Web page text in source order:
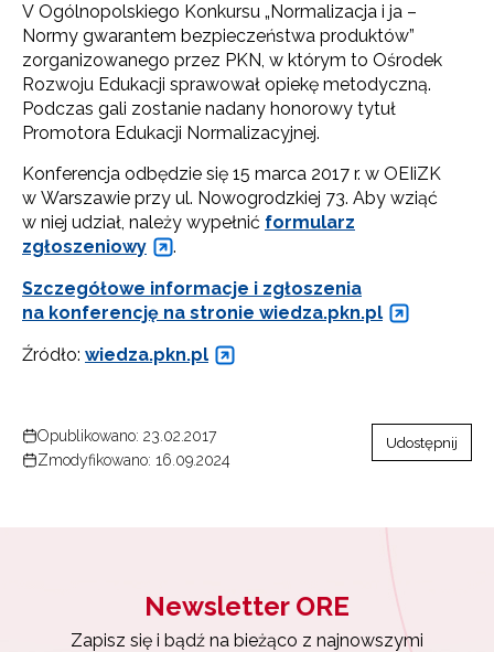
V Ogólnopolskiego Konkursu „Normalizacja i ja –
Normy gwarantem bezpieczeństwa produktów”
zorganizowanego przez PKN, w którym to Ośrodek
Rozwoju Edukacji sprawował opiekę metodyczną.
Podczas gali zostanie nadany honorowy tytuł
Promotora Edukacji Normalizacyjnej.
Konferencja odbędzie się 15 marca 2017 r. w OEIiZK
w Warszawie przy ul. Nowogrodzkiej 73. Aby wziąć
w niej udział, należy wypełnić formularz
zgłoszeniowy
.
Szczegółowe informacje i zgłoszenia
na konferencję na stronie wiedza.pkn.pl
Źródło: wiedza.pkn.pl
Opublikowano: 23.02.2017
Zmodyfikowano: 16.09.2024
Udostępnij
Newsletter ORE
Zapisz się i bądź na bieżąco z najnowszymi